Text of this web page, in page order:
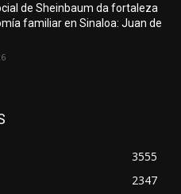
de Sheinbaum da fortaleza
familiar en Sinaloa: Juan de
3555
2347